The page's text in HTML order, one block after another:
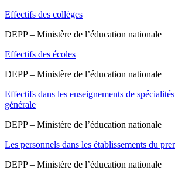
Effectifs des collèges
DEPP – Ministère de l’éducation nationale
Effectifs des écoles
DEPP – Ministère de l’éducation nationale
Effectifs dans les enseignements de
générale
DEPP – Ministère de l’éducation nationale
Les personnels dans les établissements du
DEPP – Ministère de l’éducation nationale